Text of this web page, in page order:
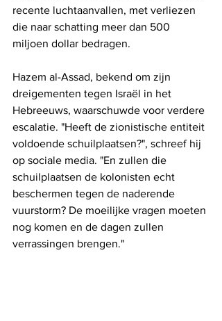
recente luchtaanvallen, met verliezen
die naar schatting meer dan 500
miljoen dollar bedragen.
Hazem al-Assad, bekend om zijn
dreigementen tegen Israël in het
Hebreeuws, waarschuwde voor verdere
escalatie. "Heeft de zionistische entiteit
voldoende schuilplaatsen?", schreef hij
op sociale media. "En zullen die
schuilplaatsen de kolonisten echt
beschermen tegen de naderende
vuurstorm? De moeilijke vragen moeten
nog komen en de dagen zullen
verrassingen brengen."